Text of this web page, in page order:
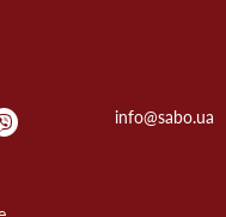
info@sabo.ua